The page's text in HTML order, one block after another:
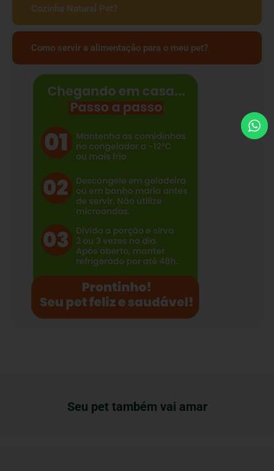
Cozinha Natural Pet?
Como servir a alimentação para o meu pet?
Seu pet também vai amar